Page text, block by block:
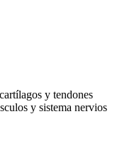
y tendones
y sistema nervios